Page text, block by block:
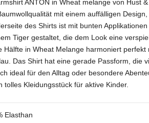
ANTON in Wheat melange von Hust
mit einem auffälligen
des Shirts ist mit bunten
Tiger gestaltet, die dem Look eine
Hälfte in Wheat Melange harmoniert perfekt
Das Shirt hat eine gerade Passform, die
ideal für den Alltag oder besondere
tolles Kleidungsstück für aktive Kinder.
Elasthan